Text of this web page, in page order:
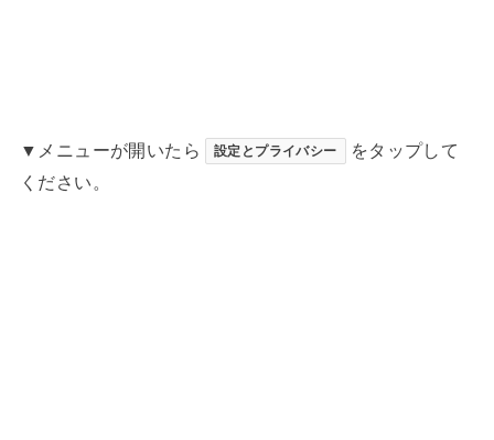
▼メニューが開いたら 設定とプライバシー
をタップして
ください。